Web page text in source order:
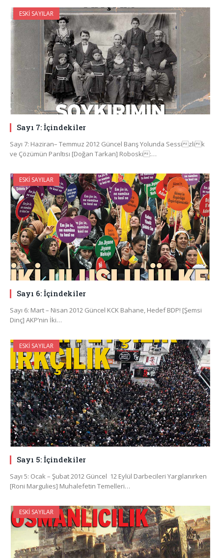
ESKI SAYILAR
Sayı 7: İçindekiler
Sayı 7: Haziran– Temmuz 2012 Güncel Barış Yolunda Sessizlik
ve Çözümün Parıltısı [Doğan Tarkan] Roboski:…
ESKI SAYILAR
Sayı 6: İçindekiler
Sayı 6: Mart – Nisan 2012 Güncel KCK Bahane, Hedef BDP! [Şemsi
Dinç] AKP’nin İki…
ESKI SAYILAR
Sayı 5: İçindekiler
Sayı 5: Ocak – Şubat 2012 Güncel 12 Eylül Darbecileri Yargılanırken
[Roni Margulies] Muhalefetin Temelleri…
ESKI SAYILAR